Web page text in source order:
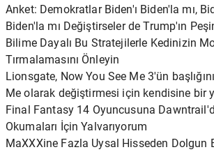
Anket: Demokratlar Biden'ı Biden'la mı,
Biden'la mı Değiştirseler de Trump'ın
Bilime Dayalı Bu Stratejilerle Kedinizin
Tırmalamasını Önleyin
Lionsgate, Now You See Me 3'ün
Me olarak değiştirmesi için kendisine bir
Final Fantasy 14 Oyuncusuna
Okumaları İçin Yalvarıyorum
MaXXXine Fazla Uysal Hisseden Dolgun